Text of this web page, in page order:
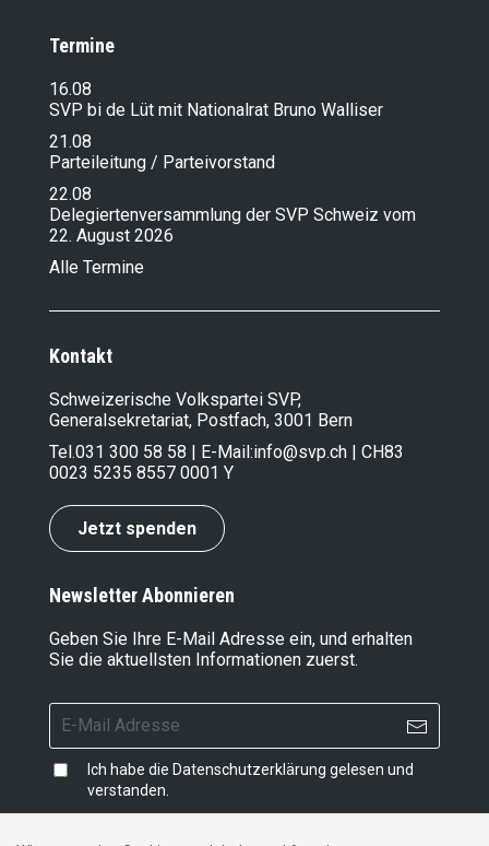
Termine
16.08
SVP bi de Lüt mit Nationalrat Bruno Walliser
21.08
Parteileitung / Parteivorstand
22.08
Delegiertenversammlung der SVP Schweiz vom
22. August 2026
Alle Termine
Kontakt
Schweizerische Volkspartei SVP,
Generalsekretariat, Postfach, 3001 Bern
Tel.031 300 58 58 | E-Mail:info@svp.ch | CH83
0023 5235 8557 0001 Y
Jetzt spenden
Newsletter Abonnieren
Geben Sie Ihre E-Mail Adresse ein, und erhalten
Sie die aktuellsten Informationen zuerst.
Ich habe die Datenschutzerklärung gelesen und
verstanden.